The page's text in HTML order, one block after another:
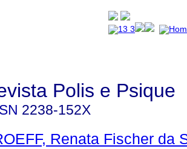
Polis e Psique
2238-152X
Renata Fischer da